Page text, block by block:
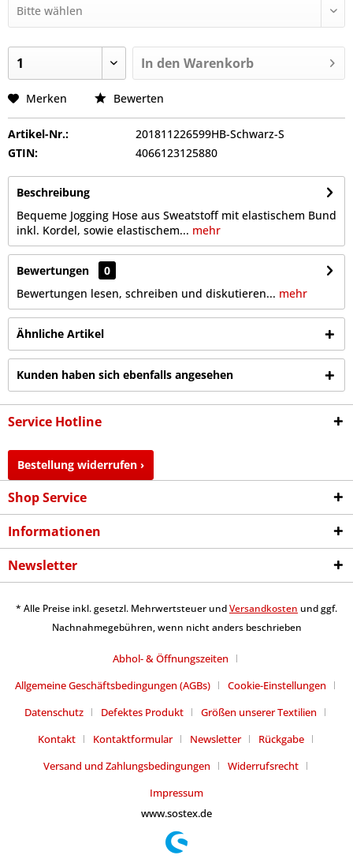
In den Warenkorb
Merken Bewerten
Artikel-Nr.:
201811226599HB-Schwarz-S
GTIN:
4066123125880
Beschreibung
Bequeme Jogging Hose aus Sweatstoff mit elastischem Bund
inkl. Kordel, sowie elastischem... mehr
Bewertungen
0
Bewertungen lesen, schreiben und diskutieren... mehr
Ähnliche Artikel
Kunden haben sich ebenfalls angesehen
Service Hotline
Bestellung widerrufen ›
Shop Service
Informationen
Newsletter
* Alle Preise inkl. gesetzl. Mehrwertsteuer undVersandkosten und ggf.
Nachnahmegebühren, wenn nicht anders beschrieben
Abhol- & Öffnungszeiten
Allgemeine Geschäftsbedingungen (AGBs)
Cookie-Einstellungen
Datenschutz
Defektes Produkt
Größen unserer Textilien
Kontakt
Kontaktformular Newsletter
Rückgabe
Versand und Zahlungsbedingungen
Widerrufsrecht
Impressum
www.sostex.de